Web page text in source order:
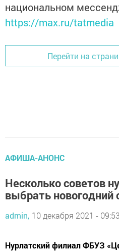
национальном
https://max.ru/tatmedia
Перейти на
АФИША-АНОНС
Несколько советов
выбрать новогодний
admin, 10 декабря 2021 - 09:53
Нурлатский филиал ФБУЗ